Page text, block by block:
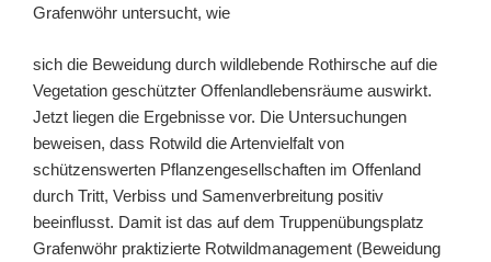
Grafenwöhr untersucht, wie
sich die Beweidung durch wildlebende Rothirsche auf die
Vegetation geschützter Offenlandlebensräume auswirkt.
Jetzt liegen die Ergebnisse vor. Die Untersuchungen
beweisen, dass Rotwild die Artenvielfalt von
schützenswerten Pflanzengesellschaften im Offenland
durch Tritt, Verbiss und Samenverbreitung positiv
beeinflusst. Damit ist das auf dem Truppenübungsplatz
Grafenwöhr praktizierte Rotwildmanagement (Beweidung